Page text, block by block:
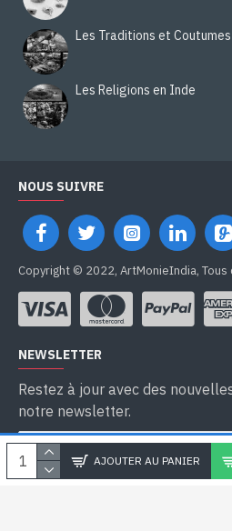
AJOUTER AU PANIER
Les Traditions et
Les Religions en Inde
NOUS SUIVRE
Copyright © 2022, ArtMonieIndia,
NEWSLETTER
Restez à jour avec des
notre newsletter.